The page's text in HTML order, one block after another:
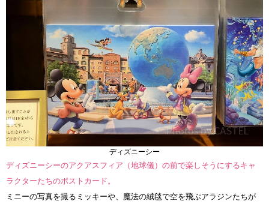
ディズニーシー
ディズニーシーのアクアスフィア（地球儀）の前で楽しそうにするキャ
ラクターたちのポストカード。
ミニーの写真を撮るミッキーや、魔法の絨毯で空を飛ぶアラジンたちが